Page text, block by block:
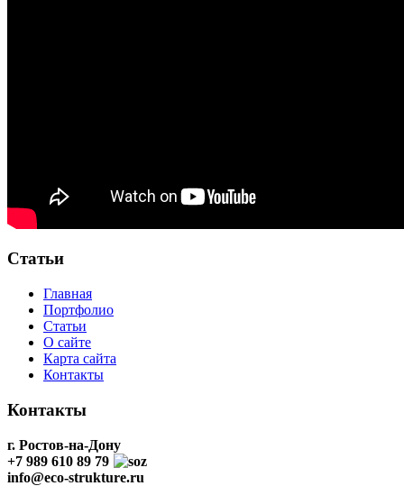
Односкатная кровля
Статьи
Главная
Портфолио
Статьи
О сайте
Карта сайта
Контакты
Контакты
г. Ростов-на-Дону
+7 989 610 89 79
info@eco-strukture.ru